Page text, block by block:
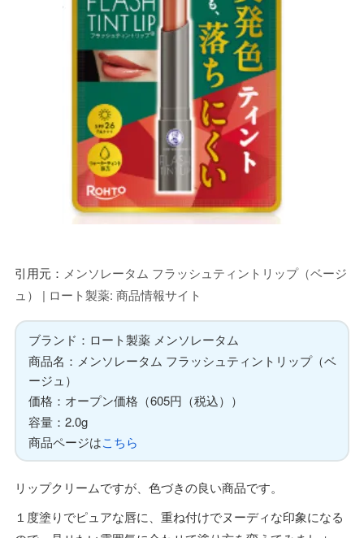
引用元： メンソレータム フラッシュティントリップ（ベージ
ュ） | ロート製薬: 商品情報サイト
ブランド：ロート製薬 メンソレータム
商品名：メンソレータム フラッシュティントリップ（ベ
ージュ）
価格：オープン価格（605円（税込））
容量：2.0g
商品ページはこちら
リップクリームですが、色づきの良い商品です。
１度塗りでピュアな唇に、重ね付けでヌーディな印象になる